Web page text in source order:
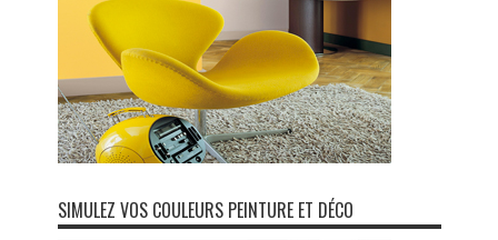
SIMULEZ VOS COULEURS PEINTURE ET DÉCO